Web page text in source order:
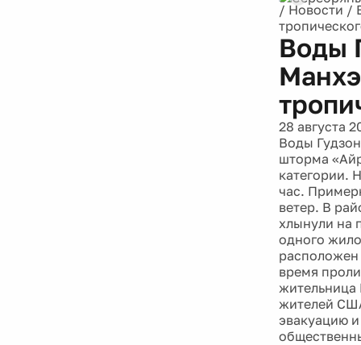
/ Новости /
Воды
28 августа
Воды
шторма
категории.
час.
ветер. В
хлынули на
одного
расположен
время
жительница
жителей
эвакуацию